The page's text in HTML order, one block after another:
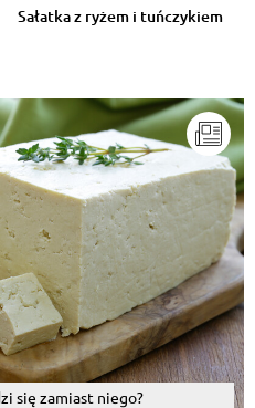
Sałatka z ryżem i tuńczykiem
się zamiast niego?